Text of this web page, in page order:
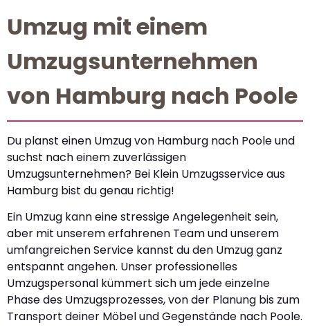
Umzug mit einem
Umzugsunternehmen
von Hamburg nach Poole
Du planst einen Umzug von Hamburg nach Poole und
suchst nach einem zuverlässigen
Umzugsunternehmen? Bei Klein Umzugsservice aus
Hamburg bist du genau richtig!
Ein Umzug kann eine stressige Angelegenheit sein,
aber mit unserem erfahrenen Team und unserem
umfangreichen Service kannst du den Umzug ganz
entspannt angehen. Unser professionelles
Umzugspersonal kümmert sich um jede einzelne
Phase des Umzugsprozesses, von der Planung bis zum
Transport deiner Möbel und Gegenstände nach Poole.